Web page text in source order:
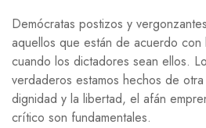
Demócratas postizos y
aquellos que están de acuerdo con
cuando los dictadores sean ellos.
verdaderos estamos hechos de
dignidad y la libertad, el afán
crítico son fundamentales.